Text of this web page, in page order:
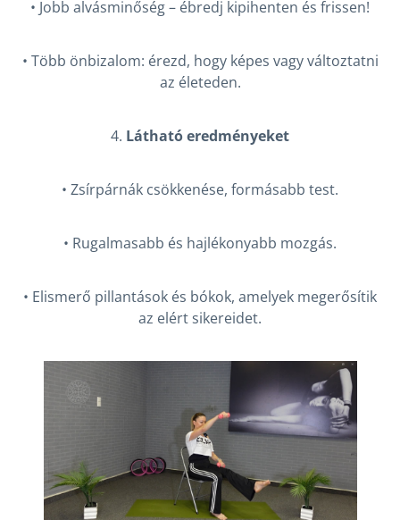
• Jobb alvásminőség – ébredj kipihenten és frissen!
• Több önbizalom: érezd, hogy képes vagy változtatni
az életeden.
4. Látható eredményeket
• Zsírpárnák csökkenése, formásabb test.
• Rugalmasabb és hajlékonyabb mozgás.
• Elismerő pillantások és bókok, amelyek megerősítik
az elért sikereidet.